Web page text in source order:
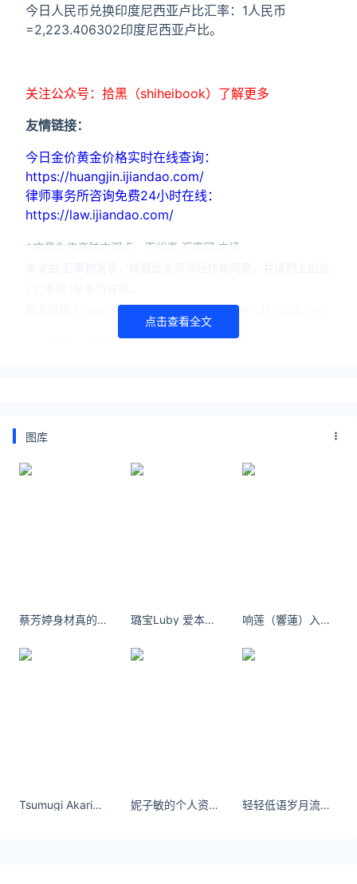
今日人民币兑换印度尼西亚卢比汇率：1人民币
=2,223.406302印度尼西亚卢比。
关注公众号：拾黑（shiheibook）了解更多
友情链接：
今日金价黄金价格实时在线查询：
https://huangjin.ijiandao.com/
律师事务所咨询免费24小时在线：
https://law.ijiandao.com/
*文章为作者独立观点，不代表 汇率网 立场
原文链接 https://huilv.ijiandao.com/IDR/IDR-CNY/228.html
点击查看全文
图库
蔡芳婷身材真的太好了！ 璐宝Luby 爱本来就是瞬息万变 永远只不过是助兴词. #天秤座 响莲（響蓮）入行契机
Tsumugi Akari个人资料说到底，爱情就是一个人的自我价值在别人身上的反映 妮子敏的个人资料及简历 轻轻低语岁月流逝，多少人来了又走